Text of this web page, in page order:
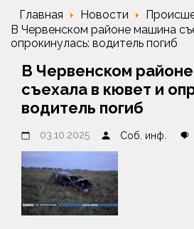
Главная Новости
В Червенском районе машина
опрокинулась: водитель погиб
В Червенском
съехала в кювет и
водитель погиб
03.10.2025 Соб. инф.